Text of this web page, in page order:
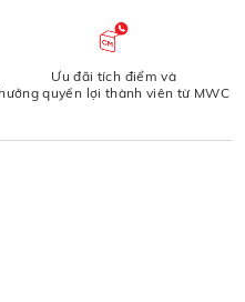
Ưu đãi tích điểm và
hưởng quyền lợi thành viên từ MWC